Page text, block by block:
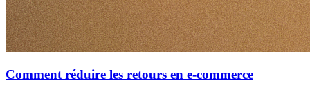
Comment réduire les retours en e-commerce